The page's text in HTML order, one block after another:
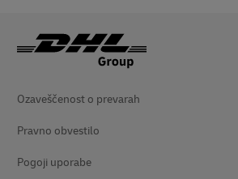
Ozaveščenost o prevarah
Pravno obvestilo
Pogoji uporabe